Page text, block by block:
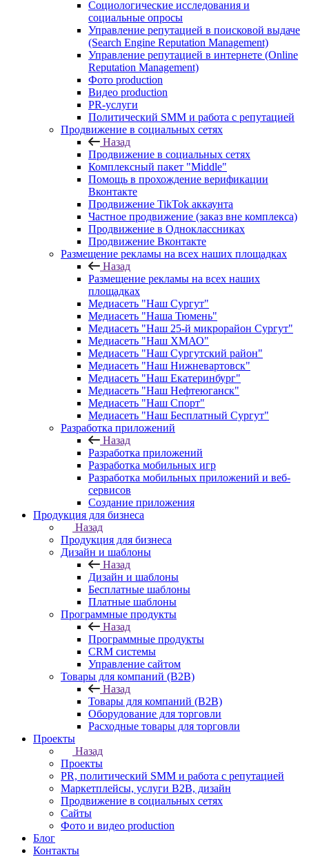
Социологические исследования и
социальные опросы
Управление репутацией в поисковой выдаче
(Search Engine Reputation Management)
Управление репутацией в интернете (Online
Reputation Management)
Фото production
Видео production
PR-услуги
Политический SMM и работа с репутацией
Продвижение в социальных сетях
Назад
Продвижение в социальных сетях
Комплексный пакет "Middle"
Помощь в прохождение верификации
Вконтакте
Продвижение TikTok аккаунта
Частное продвижение (заказ вне комплекса)
Продвижение в Одноклассниках
Продвижение Вконтакте
Размещение рекламы на всех наших площадках
Назад
Размещение рекламы на всех наших
площадках
Медиасеть "Наш Сургут"
Медиасеть "Наша Тюмень"
Медиасеть "Наш 25-й микрорайон Сургут"
Медиасеть "Наш ХМАО"
Медиасеть "Наш Сургутский район"
Медиасеть "Наш Нижневартовск"
Медиасеть "Наш Екатеринбург"
Медиасеть "Наш Нефтеюганск"
Медиасеть "Наш Спорт"
Медиасеть "Наш Бесплатный Сургут"
Разработка приложений
Назад
Разработка приложений
Разработка мобильных игр
Разработка мобильных приложений и веб-
сервисов
Создание приложения
Продукция для бизнеса
Назад
Продукция для бизнеса
Дизайн и шаблоны
Назад
Дизайн и шаблоны
Бесплатные шаблоны
Платные шаблоны
Программные продукты
Назад
Программные продукты
CRM системы
Управление сайтом
Товары для компаний (B2B)
Назад
Товары для компаний (B2B)
Оборудование для торговли
Расходные товары для торговли
Проекты
Назад
Проекты
PR, политический SMM и работа с репутацией
Маркетплейсы, услуги B2B, дизайн
Продвижение в социальных сетях
Сайты
Фото и видео production
Блог
Контакты